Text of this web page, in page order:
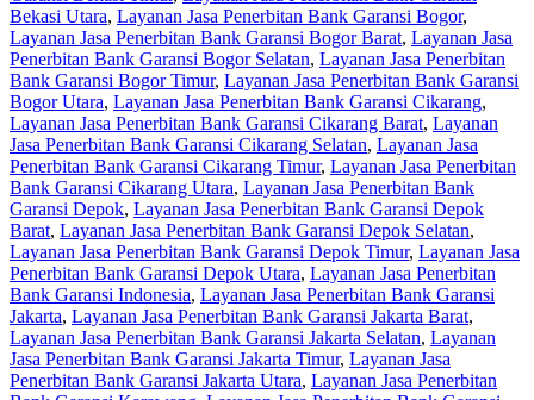
Bekasi Utara, Layanan Jasa Penerbitan Bank Garansi Bogor,
Layanan Jasa Penerbitan Bank Garansi Bogor Barat, Layanan Jasa
Penerbitan Bank Garansi Bogor Selatan, Layanan Jasa Penerbitan
Bank Garansi Bogor Timur, Layanan Jasa Penerbitan Bank Garansi
Bogor Utara, Layanan Jasa Penerbitan Bank Garansi Cikarang,
Layanan Jasa Penerbitan Bank Garansi Cikarang Barat, Layanan
Jasa Penerbitan Bank Garansi Cikarang Selatan, Layanan Jasa
Penerbitan Bank Garansi Cikarang Timur, Layanan Jasa Penerbitan
Bank Garansi Cikarang Utara, Layanan Jasa Penerbitan Bank
Garansi Depok, Layanan Jasa Penerbitan Bank Garansi Depok
Barat, Layanan Jasa Penerbitan Bank Garansi Depok Selatan,
Layanan Jasa Penerbitan Bank Garansi Depok Timur, Layanan Jasa
Penerbitan Bank Garansi Depok Utara, Layanan Jasa Penerbitan
Bank Garansi Indonesia, Layanan Jasa Penerbitan Bank Garansi
Jakarta, Layanan Jasa Penerbitan Bank Garansi Jakarta Barat,
Layanan Jasa Penerbitan Bank Garansi Jakarta Selatan, Layanan
Jasa Penerbitan Bank Garansi Jakarta Timur, Layanan Jasa
Penerbitan Bank Garansi Jakarta Utara, Layanan Jasa Penerbitan